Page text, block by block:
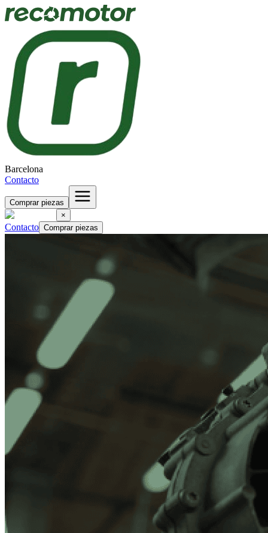
Barcelona
Contacto
Comprar piezas
×
Contacto Comprar piezas